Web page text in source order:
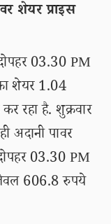
शेयर प्राइस
03.30 PM
शेयर 1.04
रहा है. शुक्रवार
अदानी पावर
03.30 PM
606.8 रुपये